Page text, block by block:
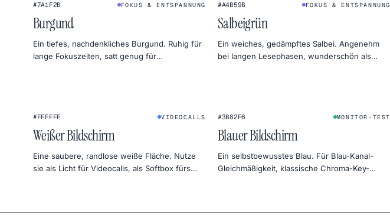
#7A1F2B FOKUS & ENTSPANNUNG
Burgund
Ein tiefes, nachdenkliches Burgund. Ruhig für
lange Fokuszeiten, satt genug für
#A4B59B FOKUS & ENTSPANNUNG
Salbeigrün
Ein weiches, gedämpftes Salbei. Angenehm
bei langen Lesephasen, wunderschön als
#FFFFFF VIDEOCALLS
Weißer Bildschirm
Eine saubere, randlose weiße Fläche. Nutze
sie als Licht für Videocalls, als Softbox fürs
#3B82F6 MONITOR-TEST
Blauer Bildschirm
Ein selbstbewusstes Blau. Für Blau-Kanal-
Gleichmäßigkeit, klassische Chroma-Key-